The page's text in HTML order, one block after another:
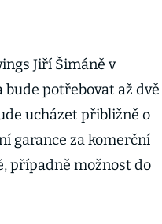
Jiří Šimáně v
potřebovat až dvě
ucházet přibližně o
garance za komerční
případně možnost do